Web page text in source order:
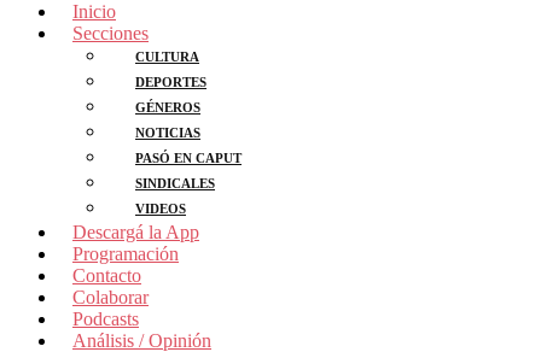
Inicio
Secciones
CULTURA
DEPORTES
GÉNEROS
NOTICIAS
PASÓ EN CAPUT
SINDICALES
VIDEOS
Descargá la App
Programación
Contacto
Colaborar
Podcasts
Análisis / Opinión